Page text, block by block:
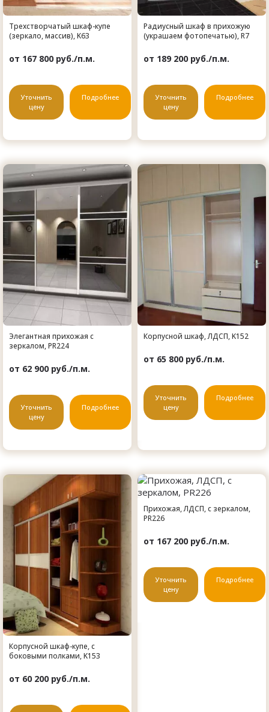
Трехстворчатый шкаф-купе
(зеркало, массив), K63
от 167 800 руб./п.м.
Уточнить
цену
Подробнее
Радиусный шкаф в прихожую
(украшаем фотопечатью), R7
от 189 200 руб./п.м.
Уточнить
цену
Подробнее
Элегантная прихожая с
зеркалом, PR224
от 62 900 руб./п.м.
Уточнить
цену
Подробнее
Корпусной шкаф, ЛДСП, K152
от 65 800 руб./п.м.
Уточнить
цену
Подробнее
Корпусной шкаф-купе, с
боковыми полками, K153
от 60 200 руб./п.м.
Прихожая, ЛДСП, с зеркалом,
PR226
от 167 200 руб./п.м.
Уточнить
цену
Подробнее